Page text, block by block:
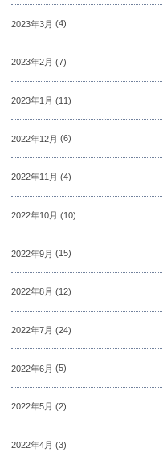
2023年3月 (4)
2023年2月 (7)
2023年1月 (11)
2022年12月 (6)
2022年11月 (4)
2022年10月 (10)
2022年9月 (15)
2022年8月 (12)
2022年7月 (24)
2022年6月 (5)
2022年5月 (2)
2022年4月 (3)